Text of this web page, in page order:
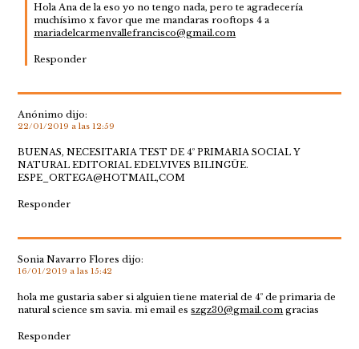
Hola Ana de la eso yo no tengo nada, pero te agradecería
muchísimo x favor que me mandaras rooftops 4 a
mariadelcarmenvallefrancisco@gmail.com
Responder
Anónimo dijo:
22/01/2019 a las 12:59
BUENAS, NECESITARIA TEST DE 4º PRIMARIA SOCIAL Y
NATURAL EDITORIAL EDELVIVES BILINGÜE.
ESPE_ORTEGA@HOTMAIL,COM
Responder
Sonia Navarro Flores dijo:
16/01/2019 a las 15:42
hola me gustaria saber si alguien tiene material de 4º de primaria de
natural science sm savia. mi email esszgz30@gmail.com gracias
Responder